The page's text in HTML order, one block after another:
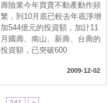
壽險業今年買賣不動產動作頻
繁，到10月底已較去年底淨增
加544億元的投資額，加計11
月國壽、南山、新壽、台壽的
投資額，已突破600
2009-12-02